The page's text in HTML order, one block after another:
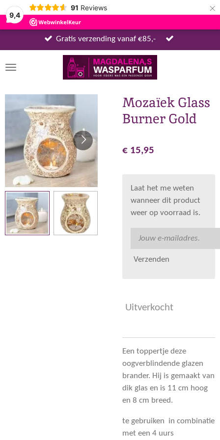
9,4
91 Reviews ×
Gratis verzending vanaf €85,-
Mozaïek Glass
Burner Gold
€ 15,95
Laat het me weten
wanneer dit product
weer op voorraad is.
Verzenden
Uitverkocht
Een toppertje deze
oogverblindende glazen
brander. Hij is gemaakt van
dik glas en is 11 cm hoog
en 8 cm breed.
te gebruiken in combinatie
met een 4 uurs